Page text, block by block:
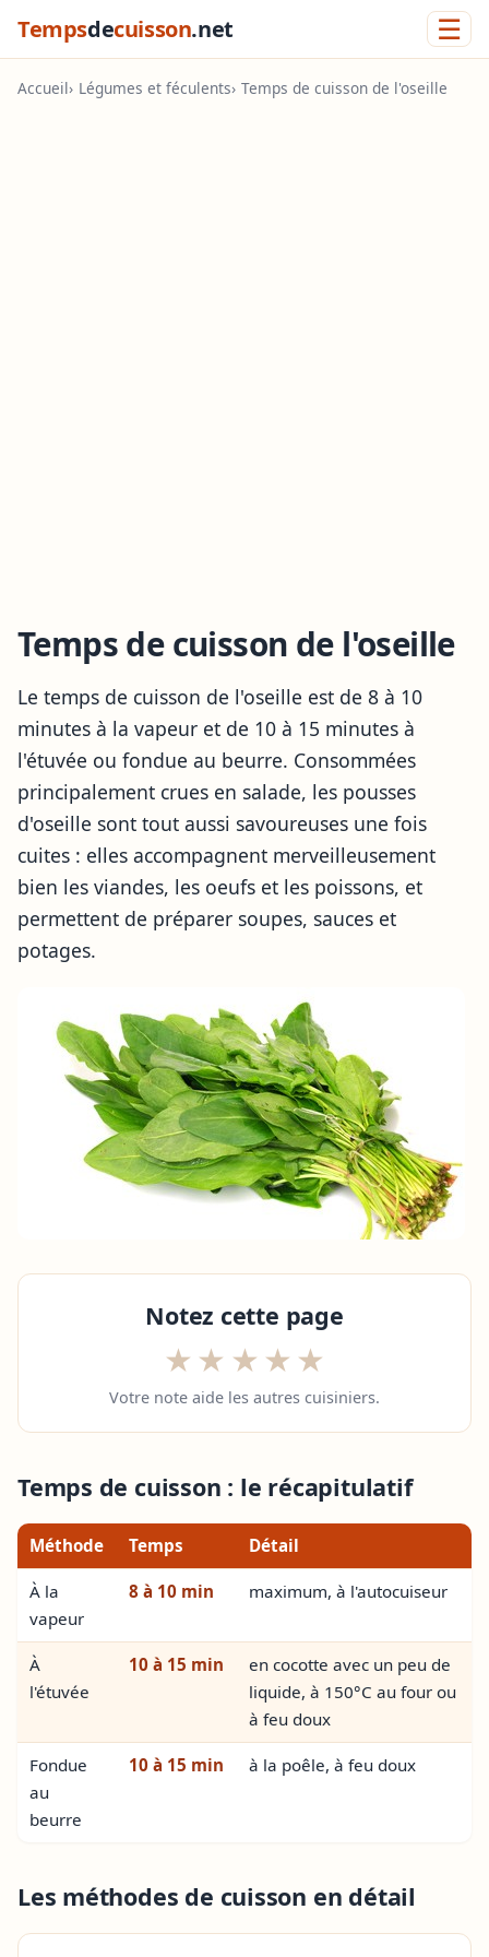
Tempsdecuisson.net ☰
Accueil Légumes et féculents Temps de cuisson de l'oseille
Temps de cuisson de l'oseille
Le temps de cuisson de l'oseille est de 8 à 10
minutes à la vapeur et de 10 à 15 minutes à
l'étuvée ou fondue au beurre. Consommées
principalement crues en salade, les pousses
d'oseille sont tout aussi savoureuses une fois
cuites : elles accompagnent merveilleusement
bien les viandes, les oeufs et les poissons, et
permettent de préparer soupes, sauces et
potages.
Notez cette page
★ ★ ★ ★ ★
Votre note aide les autres cuisiniers.
Temps de cuisson : le récapitulatif
Méthode Temps Détail
À la
vapeur
8 à 10 min maximum, à l'autocuiseur
À
l'étuvée
10 à 15 min
en cocotte avec un peu de
liquide, à 150°C au four ou
à feu doux
Fondue
au
beurre
10 à 15 min à la poêle, à feu doux
Les méthodes de cuisson en détail